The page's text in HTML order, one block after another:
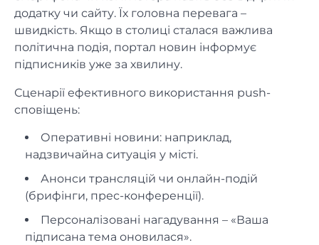
додатку чи сайту. Їх головна перевага –
швидкість. Якщо в столиці сталася важлива
політична подія, портал новин інформує
підписників уже за хвилину.
Сценарії ефективного використання push-
сповіщень:
Оперативні новини: наприклад,
надзвичайна ситуація у місті.
Анонси трансляцій чи онлайн-подій
(брифінги, прес-конференції).
Персоналізовані нагадування – «Ваша
підписана тема оновилася».